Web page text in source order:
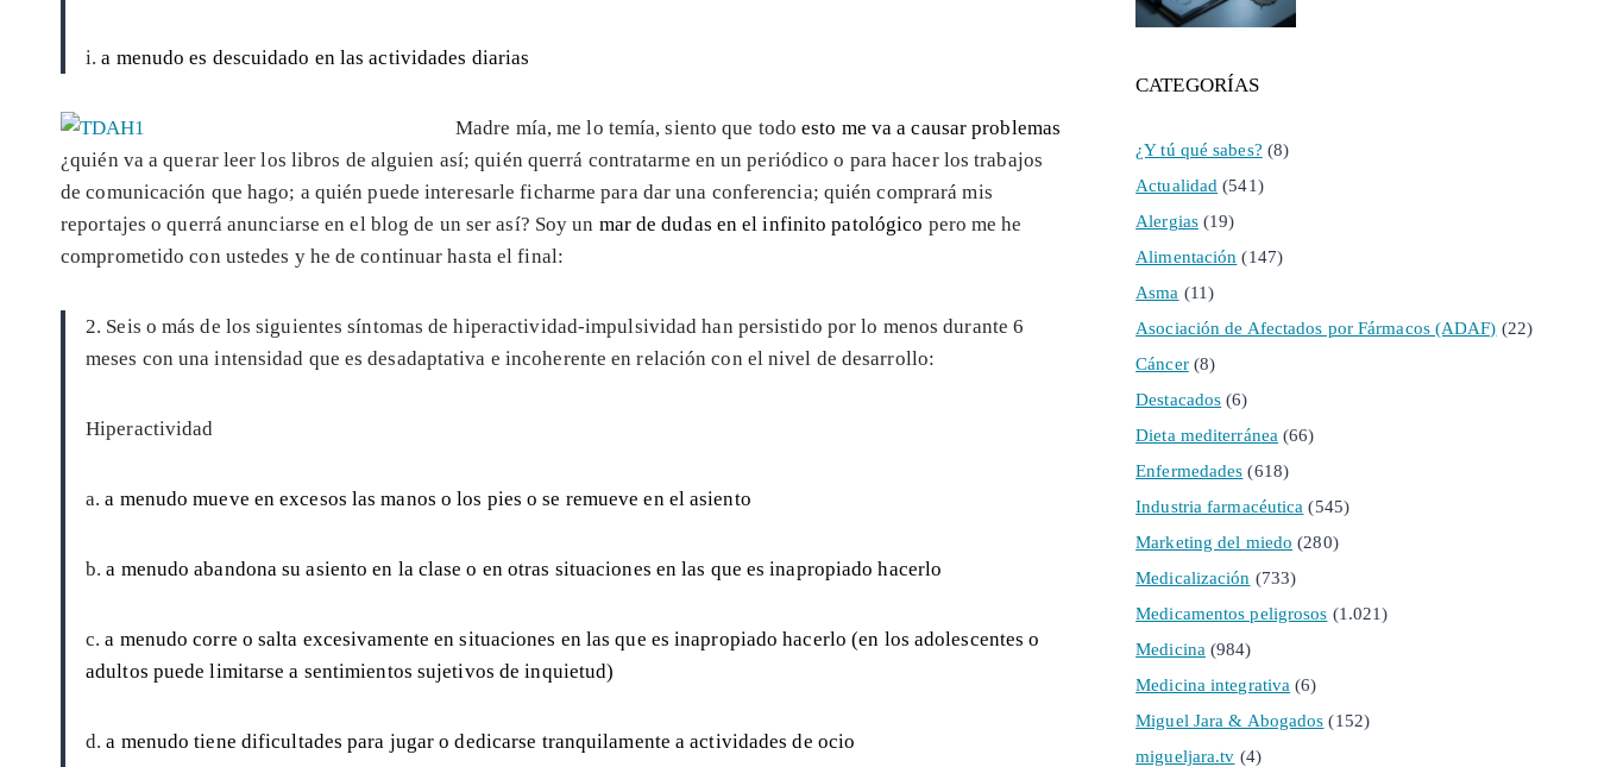
i.a menudo es descuidado en las actividades diarias
Madre mía, me lo temía, siento que todoesto me va a causar problemas
¿quién va a querar leer los libros de alguien así; quién querrá contratarme en un periódico o para hacer los trabajos
de comunicación que hago; a quién puede interesarle ficharme para dar una conferencia; quién comprará mis
reportajes o querrá anunciarse en el blog de un ser así? Soy un mar de dudas en el infinito patológico pero me he
comprometido con ustedes y he de continuar hasta el final:
2. Seis o más de los siguientes síntomas de hiperactividad-impulsividad han persistido por lo menos durante 6
meses con una intensidad que es desadaptativa e incoherente en relación con el nivel de desarrollo:
Hiperactividad
a.a menudo mueve en excesos las manos o los pies o se remueve en el asiento
b.a menudo abandona su asiento en la clase o en otras situaciones en las que es inapropiado hacerlo
c. a menudo corre o salta excesivamente en situaciones en las que es inapropiado hacerlo (en los adolescentes o
adultos puede limitarse a sentimientos sujetivos de inquietud)
d.a menudo tiene dificultades para jugar o dedicarse tranquilamente a actividades de ocio
CATEGORÍAS
¿Y tú qué sabes? (8)
Actualidad (541)
Alergias(19)
Alimentación (147)
Asma (11)
Asociación de Afectados por Fármacos (ADAF) (22)
Cáncer(8)
Destacados (6)
Dieta mediterránea (66)
Enfermedades (618)
Industria farmacéutica (545)
Marketing del miedo (280)
Medicalización (733)
Medicamentos peligrosos (1.021)
Medicina (984)
Medicina integrativa (6)
Miguel Jara & Abogados (152)
migueljara.tv (4)